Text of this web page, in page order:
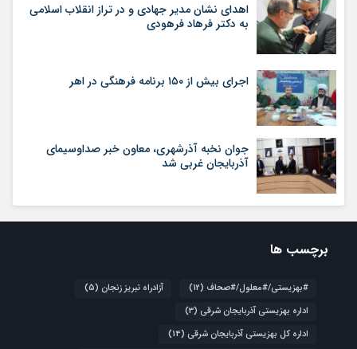
اهدای نشان مدیر جهادی و در تراز انقلاب اسلامی
به دکتر فرهاد فرهودی
اجرای بیش از ۱۵۰ برنامه فرهنگی در اهر
جوان نخبه آذرشهری، معاون خبر صداوسیمای
آذربایجان غربی شد
برچسب ها
#بهزیستی/#معلول/#صحاف (12) آزادراه تبریز زنجان (5)
اداره بهزیستی آذربایجان شرقی (3)
اداره کل بهزیستی آذربایجان شرقی (14)